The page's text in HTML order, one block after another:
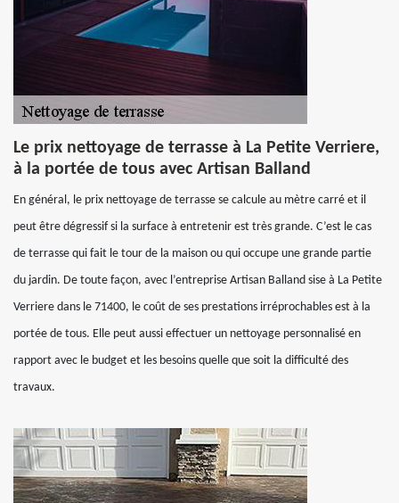
Le prix nettoyage de terrasse à La Petite Verriere,
à la portée de tous avec Artisan Balland
En général, le prix nettoyage de terrasse se calcule au mètre carré et il
peut être dégressif si la surface à entretenir est très grande. C’est le cas
de terrasse qui fait le tour de la maison ou qui occupe une grande partie
du jardin. De toute façon, avec l’entreprise Artisan Balland sise à La Petite
Verriere dans le 71400, le coût de ses prestations irréprochables est à la
portée de tous. Elle peut aussi effectuer un nettoyage personnalisé en
rapport avec le budget et les besoins quelle que soit la difficulté des
travaux.